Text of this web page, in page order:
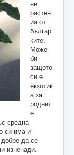
ни
растен
ия от
българ
ките.
Може
би
защото
си е
екзотик
а за
роднит
е
средна
си има и
да се
изненади.